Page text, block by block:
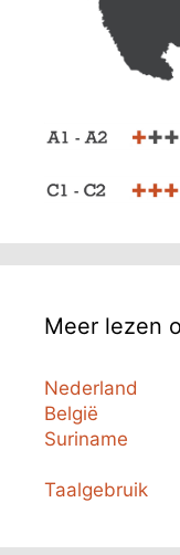
Meer lezen
Nederland
België
Suriname
Taalgebruik